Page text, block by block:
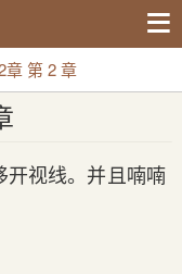
章 第 2 章
开视线。并且喃喃